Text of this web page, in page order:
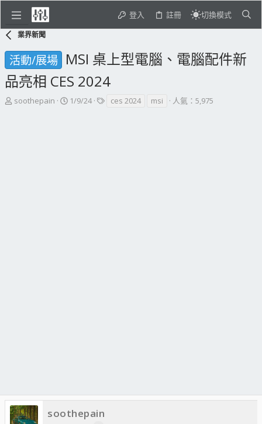
登入 註冊 切換模式
業界新聞
活動/展場 MSI 桌上型電腦、電腦配件新
品亮相 CES 2024
主
soothepain
開
1/9/24
標ces 2024 msi 人氣：5,975
soothepain